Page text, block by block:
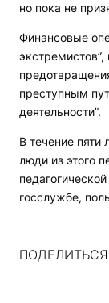
но пока не
Финансовые
преступным
деятельности”.
В течение пяти
люди из этого
госслужбе,